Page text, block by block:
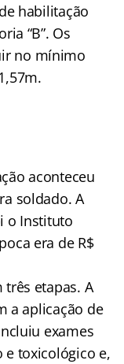
habilitação
“B”. Os
no mínimo
aconteceu
soldado. A
o Instituto
era de R$
três etapas. A
a aplicação de
exames
toxicológico e,